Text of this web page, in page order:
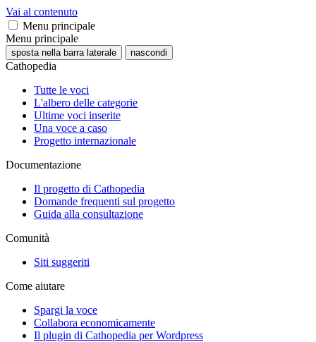
Vai al contenuto
Menu principale
Menu principale
sposta nella barra laterale nascondi
Cathopedia
Tutte le voci
L'albero delle categorie
Ultime voci inserite
Una voce a caso
Progetto internazionale
Documentazione
Il progetto di Cathopedia
Domande frequenti sul progetto
Guida alla consultazione
Comunità
Siti suggeriti
Come aiutare
Spargi la voce
Collabora economicamente
Il plugin di Cathopedia per Wordpress